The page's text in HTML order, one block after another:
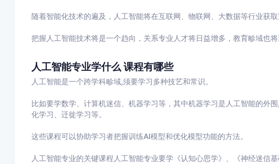
随着智能化技术的遍及，人工智能将在互联网、物联网、大数据等行业获
把握人工智能技术将是一个趋向，关系专业人才将日益增多，教育畛域也将
人工智能专业学什么 课程有哪些
人工智能是一个跨学科畛域,须要学习多种技艺和常识。
比如要学数学、计算机迷信、机器学习等，其中机器学习是人工智能的外
化学习、迁徙学习等。
这些课程可以协助学习者把握训练AI模型和优化模型功能的方法。
人工智能专业的关键课程人工智能专业要学《认知心思学》、《神经迷信